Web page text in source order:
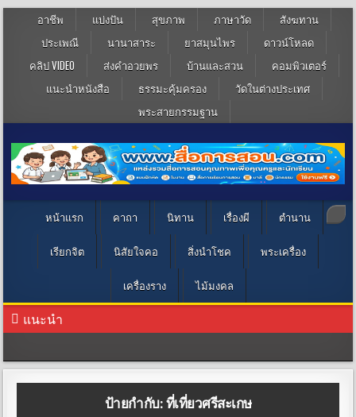
อาชีพ แบ่งปัน สุขภาพ ภาษาวัด
สังฆทาน
ประเพณี
นานาสาระ ยาสมุนไพร
ดาวน์โหลด
คลิป VIDEO
ส่งคำอวยพร บ้านและสวน
คอมพิวเตอร์
แนะนำหนังสือ
ธรรมะคุ้มครอง
วัดในต่างประเทศ
พระสายกรรมฐาน
หน้าแรก คาถา นิทาน เรื่องผี ตำนาน
เรียกจิต นิสัยใจคอ สิ่งนำโชค พระเครื่อง
เครื่องราง ไม้มงคล
แนะนำ
ป้ายกำกับ:ที่เที่ยวศรีสะเกษ